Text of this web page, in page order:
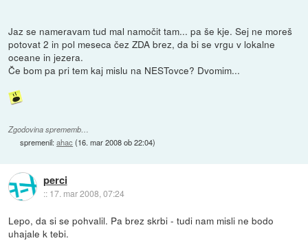
Jaz se nameravam tud mal namočit tam... pa še kje. Sej ne moreš
potovat 2 in pol meseca čez ZDA brez, da bi se vrgu v lokalne
oceane in jezera.
Če bom pa pri tem kaj mislu na NESTovce? Dvomim...
Zgodovina sprememb…
spremenil:ahac (16. mar 2008 ob 22:04)
perci
:: 17. mar 2008, 07:24
Lepo, da si se pohvalil. Pa brez skrbi - tudi nam misli ne bodo
uhajale k tebi.